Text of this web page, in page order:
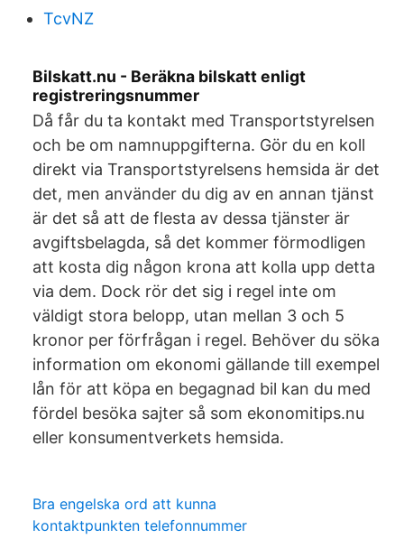
TcvNZ
Bilskatt.nu - Beräkna bilskatt enligt
registreringsnummer
Då får du ta kontakt med Transportstyrelsen
och be om namnuppgifterna. Gör du en koll
direkt via Transportstyrelsens hemsida är det
det, men använder du dig av en annan tjänst
är det så att de flesta av dessa tjänster är
avgiftsbelagda, så det kommer förmodligen
att kosta dig någon krona att kolla upp detta
via dem. Dock rör det sig i regel inte om
väldigt stora belopp, utan mellan 3 och 5
kronor per förfrågan i regel. Behöver du söka
information om ekonomi gällande till exempel
lån för att köpa en begagnad bil kan du med
fördel besöka sajter så som ekonomitips.nu
eller konsumentverkets hemsida.
Bra engelska ord att kunna
kontaktpunkten telefonnummer